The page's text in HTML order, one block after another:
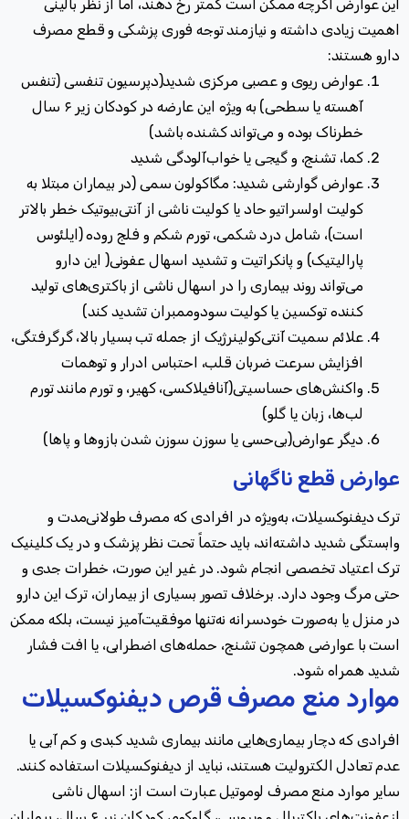
این عوارض اگرچه ممکن است کمتر رخ دهند، اما از نظر بالینی
اهمیت زیادی داشته و نیازمند توجه فوری پزشکی و قطع مصرف
دارو هستند:
عوارض ریوی و عصبی مرکزی شدید(دپرسیون تنفسی (تنفس
آهسته یا سطحی) به ویژه این عارضه در کودکان زیر ۶ سال
خطرناک بوده و می‌تواند کشنده باشد)
کما، تشنج، و گیجی یا خواب‌آلودگی شدید
عوارض گوارشی شدید: مگاکولون سمی (در بیماران مبتلا به
کولیت اولسراتیو حاد یا کولیت ناشی از آنتی‌بیوتیک خطر بالاتر
است)، شامل درد شکمی، تورم شکم و فلج روده (ایلئوس
پارالیتیک) و پانکراتیت و تشدید اسهال عفونی( این دارو
می‌تواند روند بیماری را در اسهال ناشی از باکتری‌های تولید
کننده توکسین یا کولیت سودوممبران تشدید کند)
علائم سمیت آنتی‌کولینرژیک از جمله تب بسیار بالا، گرگرفتگی،
افزایش سرعت ضربان قلب، احتباس ادرار و توهمات
واکنش‌های حساسیتی(آنافیلاکسی، کهیر، و تورم مانند تورم
لب‌ها، زبان یا گلو)
دیگر عوارض(بی‌حسی یا سوزن سوزن شدن بازوها و پاها)
عوارض قطع ناگهانی
ترک دیفنوکسیلات، به‌ویژه در افرادی که مصرف طولانی‌مدت و
وابستگی شدید داشته‌اند، باید حتماً تحت نظر پزشک و در یک کلینیک
ترک اعتیاد تخصصی انجام شود. در غیر این صورت، خطرات جدی و
حتی مرگ وجود دارد. برخلاف تصور بسیاری از بیماران، ترک این دارو
در منزل یا به‌صورت خودسرانه نه‌تنها موفقیت‌آمیز نیست، بلکه ممکن
است با عوارضی همچون تشنج، حمله‌های اضطرابی، یا افت فشار
شدید همراه شود.
موارد منع مصرف قرص دیفنوکسیلات
افرادی که دچار بیماری‌هایی مانند بیماری شدید کبدی و کم آبی یا
عدم تعادل الکترولیت هستند، نباید از دیفنوکسیلات استفاده کنند.
سایر موارد منع مصرف لوموتیل عبارت است از: اسهال ناشی